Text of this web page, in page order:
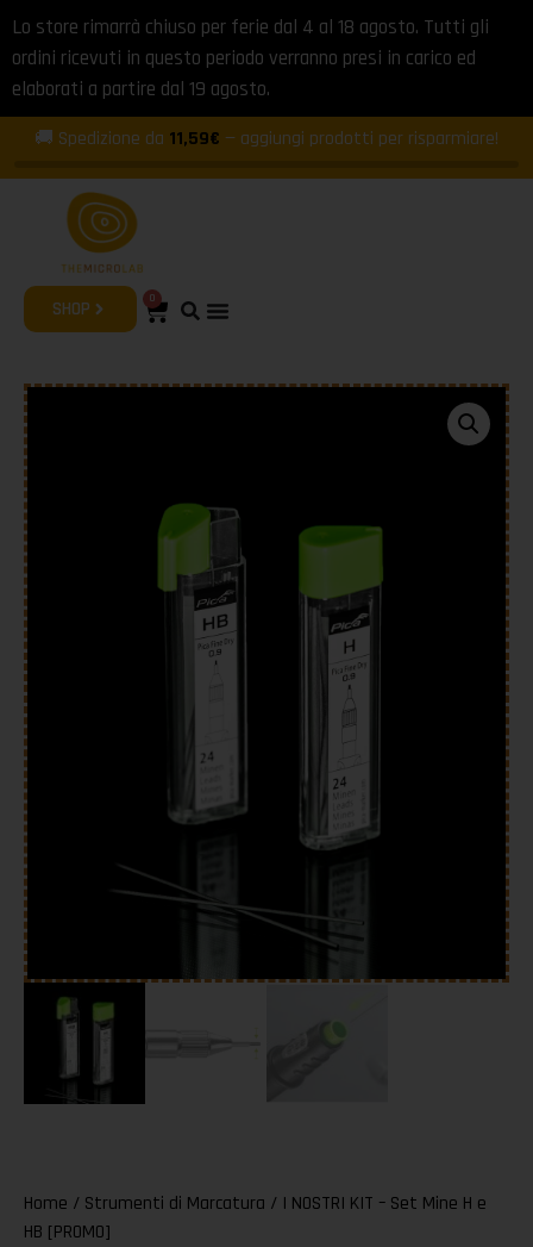
Lo store rimarrà chiuso per ferie dal 4 al 18 agosto. Tutti gli
ordini ricevuti in questo periodo verranno presi in carico ed
elaborati a partire dal 19 agosto.
🚚 Spedizione da 11,59€ — aggiungi prodotti per risparmiare!
SHOP 0
Home / Strumenti di Marcatura / I NOSTRI KIT – Set Mine H e
HB [PROMO]